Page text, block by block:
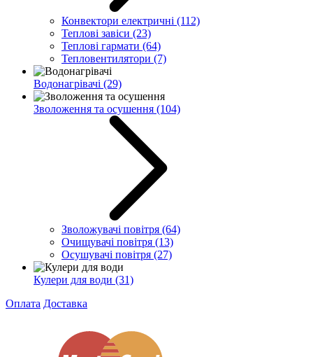
Конвектори електричні (112)
Теплові завіси (23)
Теплові гармати (64)
Тепловентилятори (7)
Водонагрівачі (29)
Зволоження та осушення (104)
Зволожувачі повітря (64)
Очищувачі повітря (13)
Осушувачі повітря (27)
Кулери для води (31)
Оплата Доставка